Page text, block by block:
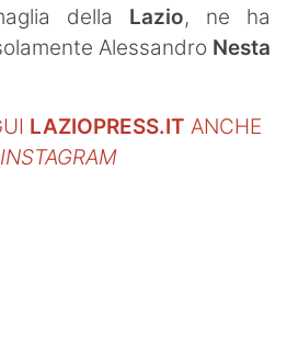
della Lazio, ne ha
Alessandro Nesta
LAZIOPRESS.IT ANCHE
INSTAGRAM